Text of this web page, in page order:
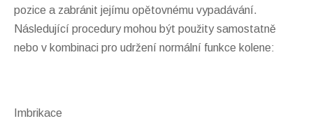
pozice a zabránit jejímu opětovnému vypadávání.
Následující procedury mohou být použity samostatně
nebo v kombinaci pro udržení normální funkce kolene:
Imbrikace